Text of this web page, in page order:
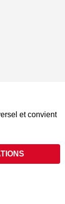
et convient